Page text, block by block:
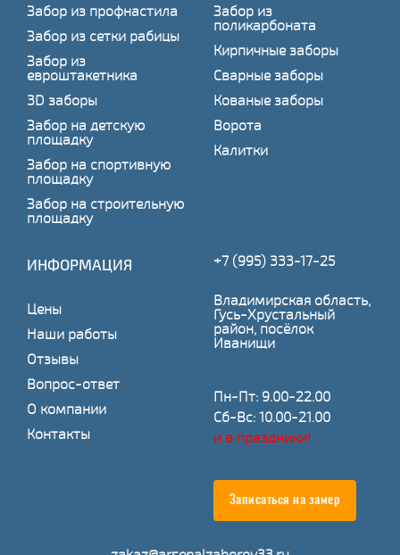
Забор из профнастила
Забор из сетки рабицы
Забор из
евроштакетника
3D заборы
Забор на детскую
площадку
Забор на спортивную
площадку
Забор на строительную
площадку
Забор из
поликарбоната
Кирпичные заборы
Сварные заборы
Кованые заборы
Ворота
Калитки
ИНФОРМАЦИЯ
Цены
Наши работы
Отзывы
Вопрос-ответ
О компании
Контакты
+7 (995) 333-17-25
Владимирская область,
Гусь-Хрустальный
район, посёлок
Иванищи
Пн-Пт: 9.00-22.00
Сб-Вс: 10.00-21.00
и в праздники!
Записаться на замер